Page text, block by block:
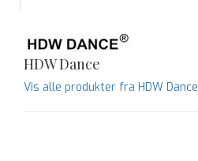
HDW Dance
Vis alle produkter fra HDW Dance